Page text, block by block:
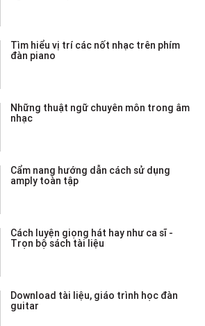
Tìm hiểu vị trí các nốt nhạc trên phím
đàn piano
Những thuật ngữ chuyên môn trong âm
nhạc
Cẩm nang hướng dẫn cách sử dụng
amply toàn tập
Cách luyện giọng hát hay như ca sĩ -
Trọn bộ sách tài liệu
Download tài liệu, giáo trình học đàn
guitar